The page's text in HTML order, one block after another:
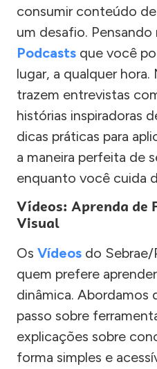
consumir conteúdo
um desafio. Pensando
Podcasts que você
lugar, a qualquer
trazem entrevistas
histórias inspiradoras
dicas práticas para
a maneira perfeita de
enquanto você cuida
Vídeos: Aprenda de
Visual
Os Vídeos do Sebrae/
quem prefere
dinâmica. Abordamos
passo sobre
explicações sobre
forma simples e